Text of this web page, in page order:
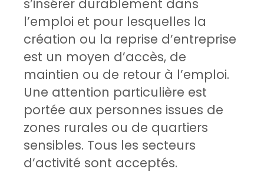
s’insérer durablement dans
l’emploi et pour lesquelles la
création ou la reprise d’entreprise
est un moyen d’accès, de
maintien ou de retour à l’emploi.
Une attention particulière est
portée aux personnes issues de
zones rurales ou de quartiers
sensibles. Tous les secteurs
d’activité sont acceptés.